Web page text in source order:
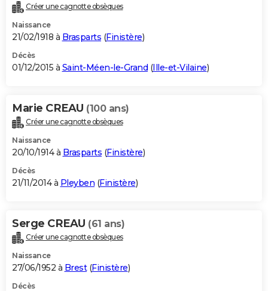
Créer une cagnotte obsèques
Naissance
21/02/1918 à Brasparts (Finistère)
Décès
01/12/2015 à Saint-Méen-le-Grand (Ille-et-Vilaine)
Marie CREAU (100 ans)
Créer une cagnotte obsèques
Naissance
20/10/1914 à Brasparts (Finistère)
Décès
21/11/2014 à Pleyben (Finistère)
Serge CREAU (61 ans)
Créer une cagnotte obsèques
Naissance
27/06/1952 à Brest(Finistère)
Décès